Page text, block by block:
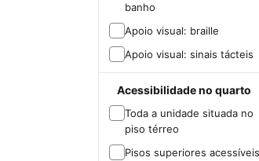
banho
Apoio visual: braille
Apoio visual: sinais tácteis
Acessibilidade no quarto
Toda a unidade situada no
piso térreo
Pisos superiores acessíveis